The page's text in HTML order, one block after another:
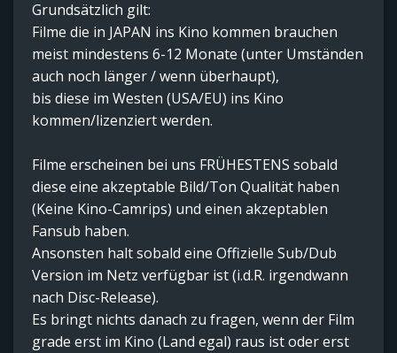
Grundsätzlich gilt:
Filme die in JAPAN ins Kino kommen brauchen
meist mindestens 6-12 Monate (unter Umständen
auch noch länger / wenn überhaupt),
bis diese im Westen (USA/EU) ins Kino
kommen/lizenziert werden.
Filme erscheinen bei uns FRÜHESTENS sobald
diese eine akzeptable Bild/Ton Qualität haben
(Keine Kino-Camrips) und einen akzeptablen
Fansub haben.
Ansonsten halt sobald eine Offizielle Sub/Dub
Version im Netz verfügbar ist (i.d.R. irgendwann
nach Disc-Release).
Es bringt nichts danach zu fragen, wenn der Film
grade erst im Kino (Land egal) raus ist oder erst